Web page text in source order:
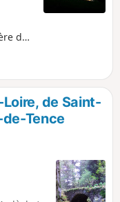
dès
un
de Saint-
Tence